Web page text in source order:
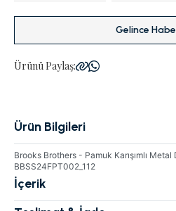
Gelince
Ürünü Paylaş:
Ürün Bilgileri
Brooks Brothers - Pamuk Karışımlı
BBSS24FPT002_112
İçerik